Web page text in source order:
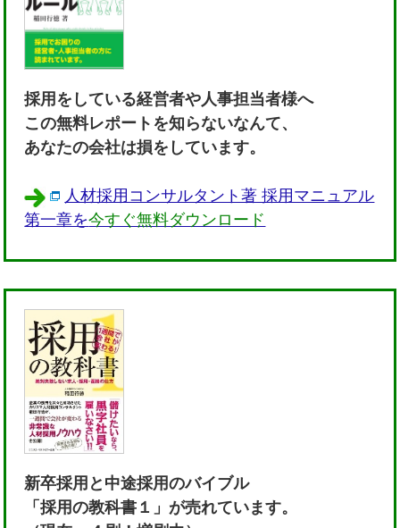
採用をしている経営者や人事担当者様へ
この無料レポートを知らないなんて、
あなたの会社は損をしています。
人材採用コンサルタント著 採用マニュアル
第一章を今すぐ無料ダウンロード
新卒採用と中途採用のバイブル
「採用の教科書１」が売れています。